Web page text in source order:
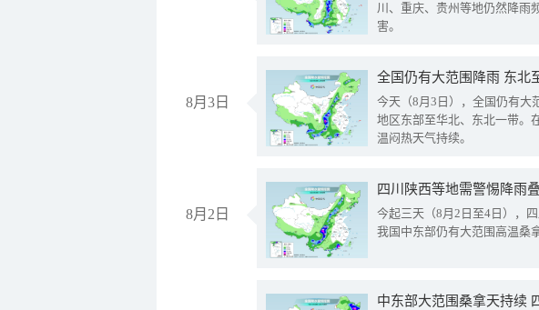
川、重庆、贵州等地仍然降雨
害。
8月3日
全国仍有大范围降雨 东北
今天（8月3日），全国仍有大
地区东部至华北、东北一带。
温闷热天气持续。
8月2日
今起三天（8月2日至4日），
我国中东部仍有大范围高温桑
中东部大范围桑拿天持续